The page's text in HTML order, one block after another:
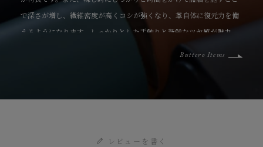
で深さが増し、繊維密度が高くコシが強くなり、革自体に復元力を備
えるようになります。しっかりとした手触りと新鮮なツヤ感が魅力
Buttero Items
レビューを書く